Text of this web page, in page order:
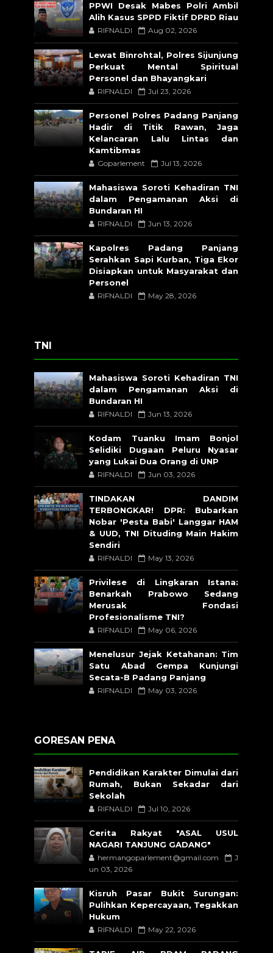
PPWI Desak Mabes Polri Ambil
Alih Kasus SPPD Fiktif DPRD Riau
RIFNALDI Aug 02, 2026
Lewat Binrohtal, Polres Sijunjung
Perkuat Mental Spiritual
Personel dan Bhayangkari
RIFNALDI Jul 23, 2026
Personel Polres Padang Panjang
Hadir di Titik Rawan, Jaga
Kelancaran Lalu Lintas dan
Kamtibmas
Goparlement Jul 13, 2026
Mahasiswa Soroti Kehadiran TNI
dalam Pengamanan Aksi di
Bundaran HI
RIFNALDI Jun 13, 2026
Kapolres Padang Panjang
Serahkan Sapi Kurban, Tiga Ekor
Disiapkan untuk Masyarakat dan
Personel
RIFNALDI May 28, 2026
TNI
Mahasiswa Soroti Kehadiran TNI
dalam Pengamanan Aksi di
Bundaran HI
RIFNALDI Jun 13, 2026
Kodam Tuanku Imam Bonjol
Selidiki Dugaan Peluru Nyasar
yang Lukai Dua Orang di UNP
RIFNALDI Jun 03, 2026
TINDAKAN DANDIM
TERBONGKAR! DPR: Bubarkan
Nobar 'Pesta Babi' Langgar HAM
& UUD, TNI Dituding Main Hakim
Sendiri
RIFNALDI May 13, 2026
Privilese di Lingkaran Istana:
Benarkah Prabowo Sedang
Merusak Fondasi
Profesionalisme TNI?
RIFNALDI May 06, 2026
Menelusur Jejak Ketahanan: Tim
Satu Abad Gempa Kunjungi
Secata-B Padang Panjang
RIFNALDI May 03, 2026
GORESAN PENA
Pendidikan Karakter Dimulai dari
Rumah, Bukan Sekadar dari
Sekolah
RIFNALDI Jul 10, 2026
Cerita Rakyat "ASAL USUL
NAGARI TANJUNG GADANG"
hermangoparlement@gmail.com
J
un 03, 2026
Kisruh Pasar Bukit Surungan:
Pulihkan Kepercayaan, Tegakkan
Hukum
RIFNALDI May 22, 2026